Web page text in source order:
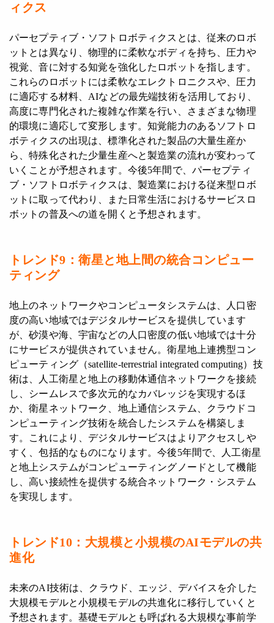
ィクス
パーセプティブ・ソフトロボティクスとは、従来のロボ
ットとは異なり、物理的に柔軟なボディを持ち、圧力や
視覚、音に対する知覚を強化したロボットを指します。
これらのロボットには柔軟なエレクトロニクスや、圧力
に適応する材料、AIなどの最先端技術を活用しており、
高度に専門化された複雑な作業を行い、さまざまな物理
的環境に適応して変形します。知覚能力のあるソフトロ
ボティクスの出現は、標準化された製品の大量生産か
ら、特殊化された少量生産へと製造業の流れが変わって
いくことが予想されます。今後5年間で、パーセプティ
ブ・ソフトロボティクスは、製造業における従来型ロボ
ットに取って代わり、また日常生活におけるサービスロ
ボットの普及への道を開くと予想されます。
トレンド9： 衛星と地上間の統合コンピュー
ティング
地上のネットワークやコンピュータシステムは、人口密
度の高い地域ではデジタルサービスを提供しています
が、砂漠や海、宇宙などの人口密度の低い地域では十分
にサービスが提供されていません。衛星地上連携型コン
ピューティング（satellite-terrestrial integrated computing）技
術は、人工衛星と地上の移動体通信ネットワークを接続
し、シームレスで多次元的なカバレッジを実現するほ
か、衛星ネットワーク、地上通信システム、クラウドコ
ンピューティング技術を統合したシステムを構築しま
す。これにより、デジタルサービスはよりアクセスしや
すく、包括的なものになります。今後5年間で、人工衛星
と地上システムがコンピューティングノードとして機能
し、高い接続性を提供する統合ネットワーク・システム
を実現します。
トレンド10：大規模と小規模のAIモデルの共
進化
未来のAI技術は、クラウド、エッジ、デバイスを介した
大規模モデルと小規模モデルの共進化に移行していくと
予想されます。基礎モデルとも呼ばれる大規模な事前学